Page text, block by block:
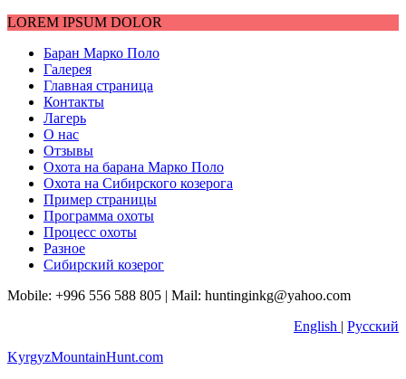
LOREM IPSUM DOLOR
Баран Марко Поло
Галерея
Главная страница
Контакты
Лагерь
О нас
Отзывы
Охота на барана Марко Поло
Охота на Сибирского козерога
Пример страницы
Программа охоты
Процесс охоты
Разное
Сибирский козерог
Mobile: +996 556 588 805 | Mail: huntinginkg@yahoo.com
English | Русский
KyrgyzMountainHunt.com